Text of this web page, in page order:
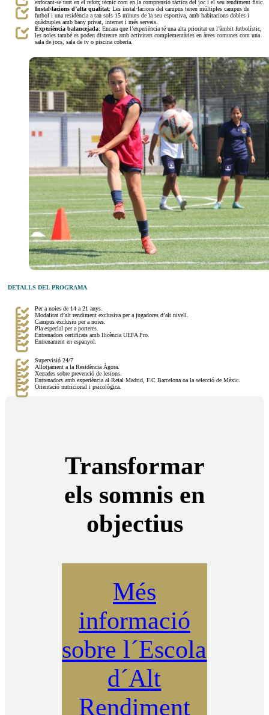
enfocant-se tant en el reforç tècnic com en la comprensió tàctica del joc i el seu rendiment físic.
Instal·lacions d’alta qualitat: Les instal·lacions del campus tenen múltiples campus de
futbol i una residència a tan sols 15 minuts de la seu esportiva, amb habitacions dobles i
quàdruples amb bany privat, internet i més serveis.
Experiència balancejada: Encara que l’experiència té una alta prioritat en l’àmbit futbolístic,
les noies també es poden distreure amb activitats complementàries en àrees comunes com una
sala de jocs, sala de tv o piscina coberta.
DETALLS DEL PROGRAMA
Per a noies de 14 a 21 anys.
Modalitat d’alt rendiment exclusiva per a jugadores d’alt nivell.
Campus exclusiu per a noies.
Pla especial per a porteres.
Entrenadors certificats amb llicència UEFA Pro.
Entrenament en espanyol.
Supervisió 24/7
Allotjament a la Residència Àgora.
Xerrades sobre prevenció de lesions.
Entrenadors amb experiència al Reial Madrid, F.C Barcelona oa la selecció de Mèxic.
Orientació nutricional i psicològica.
Transformar
els somnis en
objectius
Més
informació
sobre l´Escola
d´Alt
Rendiment